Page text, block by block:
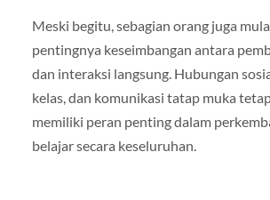
Meski begitu, sebagian orang juga
pentingnya keseimbangan antara
dan interaksi langsung. Hubungan
kelas, dan komunikasi tatap muka
memiliki peran penting dalam
belajar secara keseluruhan.